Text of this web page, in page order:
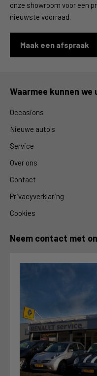
onze showroom voor een
nieuwste voorraad.
Maak een afspraak
Waarmee kunnen we
Occasions
Nieuwe auto's
Service
Over ons
Contact
Privacyverklaring
Cookies
Neem contact met